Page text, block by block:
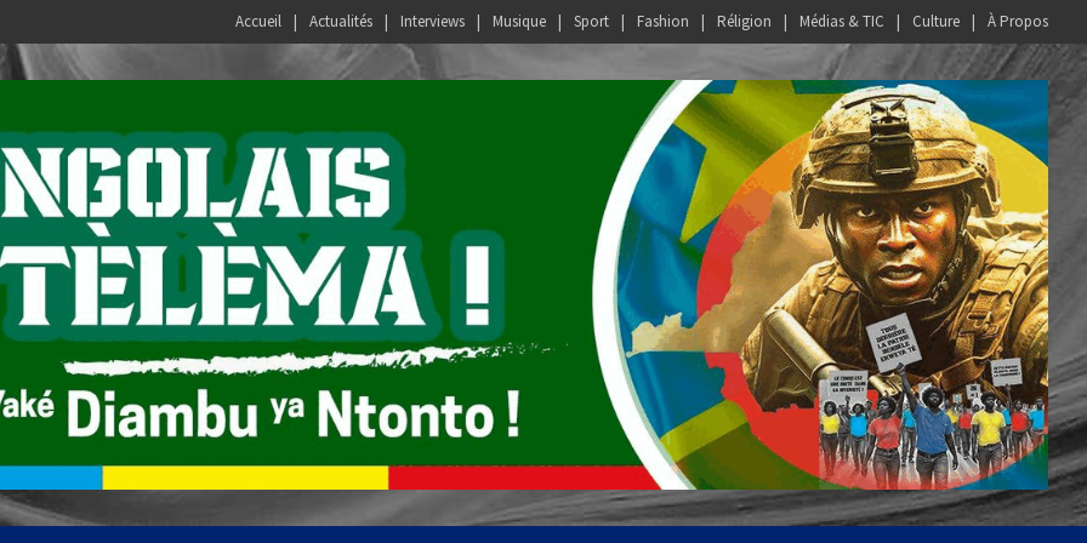
Accueil Actualités Interviews Musique Sport Fashion Réligion Médias & TIC Culture À Propos